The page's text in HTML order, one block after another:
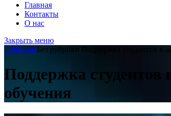
Главная
Контакты
О нас
Закрыть меню
EduFocusБез рубрики Поддержка студентов в
Поддержка
обучения